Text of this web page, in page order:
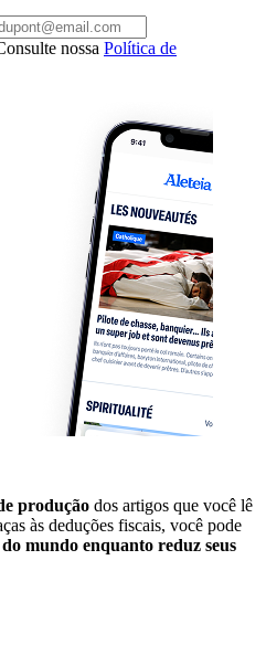
nossa Política de
produção dos artigos que você lê
às deduções fiscais, você pode
mundo enquanto reduz seus